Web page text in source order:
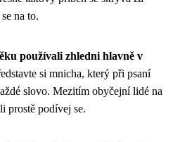
na to.
používali zhledni hlavně v
si mnicha, který při psaní
slovo. Mezitím obyčejní lidé na
prostě podívej se.